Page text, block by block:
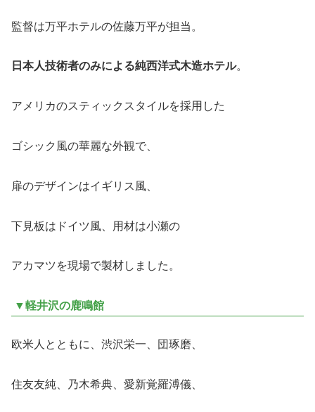
監督は万平ホテルの佐藤万平が担当。
日本人技術者のみによる純西洋式木造ホテル。
アメリカのスティックスタイルを採用した
ゴシック風の華麗な外観で、
扉のデザインはイギリス風、
下見板はドイツ風、用材は小瀬の
アカマツを現場で製材しました。
▼軽井沢の鹿鳴館
欧米人とともに、渋沢栄一、団琢磨、
住友友純、乃木希典、愛新覚羅溥儀、